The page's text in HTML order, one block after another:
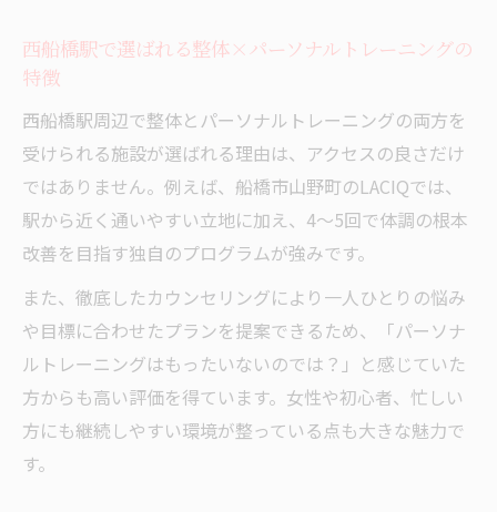
える根本改善
因からアプローチ
週1回のパーソナルトレーニングでは足りな
い理由を解説
整体×パーソナルトレーニングによる短期
間の体質変化例
「意味ない」と言われるパーソナルトレー
ニングの真実
整体との組み合わせで変わるカラダ作り
整体×パーソナルトレーニングで叶える安
全なボディメイク
西船橋駅で選ばれる整体×パーソナルトレーニングの
特徴
西船橋駅周辺で整体とパーソナルトレーニングの両方を
受けられる施設が選ばれる理由は、アクセスの良さだけ
ではありません。例えば、船橋市山野町のLACIQでは、
駅から近く通いやすい立地に加え、4～5回で体調の根本
改善を目指す独自のプログラムが強みです。
また、徹底したカウンセリングにより一人ひとりの悩み
や目標に合わせたプランを提案できるため、「パーソナ
ルトレーニングはもったいないのでは？」と感じていた
方からも高い評価を得ています。女性や初心者、忙しい
方にも継続しやすい環境が整っている点も大きな魅力で
す。